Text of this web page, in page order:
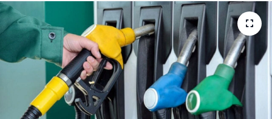
ESKİŞEHİR NÖBETÇİ ECZANELER
Eskişehir Haber İçerikleri
Eskişehir Hava Durumu
Eskişehir Tramvay Saatleri